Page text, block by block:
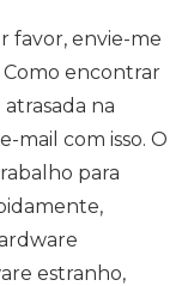
favor, envie-me
encontrar
na
mail com isso. O
para
estranho,